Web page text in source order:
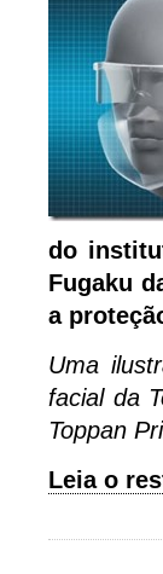
do
Fugaku
a
Uma
facial da
Toppan
Leia o